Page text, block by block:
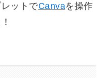
ットでCanvaを操作